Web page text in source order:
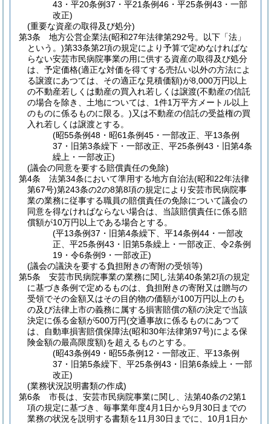
43・平20条例37・平21条例46・平25条例43・一部
改正)
(重要な資産の取得及び処分)
第3条
地方公営企業法(昭和27年法律第292号。以下「法」
という。)第33条第2項の規定により予算で定めなければな
らない安芸市民病院事業の用に供する資産の取得及び処分
は、予定価格(適正な対価を得てする売払い以外の方法によ
る譲渡にあつては、その適正な見積価額)が8,000万円以上
の不動産若しくは動産の買入れ若しくは譲渡(不動産の信託
の場合を除き、土地については、1件1万平方メートル以上
のものに係るものに限る。)又は不動産の信託の受益権の買
入れ若しくは譲渡とする。
(昭55条例48・昭61条例45・一部改正、平13条例
37・旧第3条繰下・一部改正、平25条例43・旧第4条
繰上・一部改正)
(議会の同意を要する賠償責任の免除)
第4条
法第34条において準用する地方自治法(昭和22年法律
第67号)第243条の2の8第8項の規定により安芸市民病院事
業の業務に従事する職員の賠償責任の免除について議会の
同意を得なければならない場合は、当該賠償責任に係る賠
償額が10万円以上である場合とする。
(平13条例37・旧第4条繰下、平14条例44・一部改
正、平25条例43・旧第5条繰上・一部改正、令2条例
19・令6条例9・一部改正)
(議会の議決を要する負担附きの寄附の受領等)
第5条
安芸市民病院事業の業務に関し法第40条第2項の規定
に基づき条例で定めるものは、負担附きの寄附又は贈与の
受領でその金額又はその目的物の価額が100万円以上のも
の及び法律上市の義務に属する損害賠償の額の決定で当該
決定に係る金額が500万円(交通事故に係るものにあつて
は、自動車損害賠償保障法(昭和30年法律第97号)による保
険金額の最高限度額)を超えるものとする。
(昭43条例49・昭55条例12・一部改正、平13条例
37・旧第5条繰下、平25条例43・旧第6条繰上・一部
改正)
(業務状況説明書類の作成)
第6条
市長は、安芸市民病院事業に関し、法第40条の2第1
項の規定に基づき、毎事業年度4月1日から9月30日までの
業務の状況を説明する書類を11月30日までに、10月1日か